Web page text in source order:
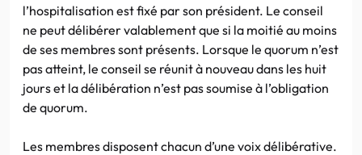
l’hospitalisation est fixé par son président. Le conseil
ne peut délibérer valablement que si la moitié au moins
de ses membres sont présents. Lorsque le quorum n’est
pas atteint, le conseil se réunit à nouveau dans les huit
jours et la délibération n’est pas soumise à l’obligation
de quorum.
Les membres disposent chacun d’une voix délibérative.